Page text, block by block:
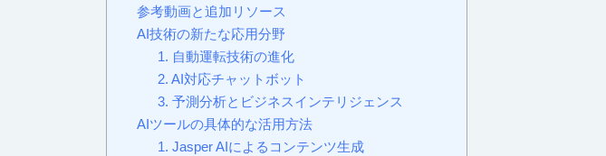
参考動画と追加リソース
AI技術の新たな応用分野
1. 自動運転技術の進化
2. AI対応チャットボット
3. 予測分析とビジネスインテリジェンス
AIツールの具体的な活用方法
1. Jasper AIによるコンテンツ生成